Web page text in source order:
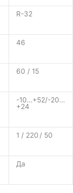
R-32
46
60 / 15
-10…+52/-20…
+24
1 / 220 / 50
Да